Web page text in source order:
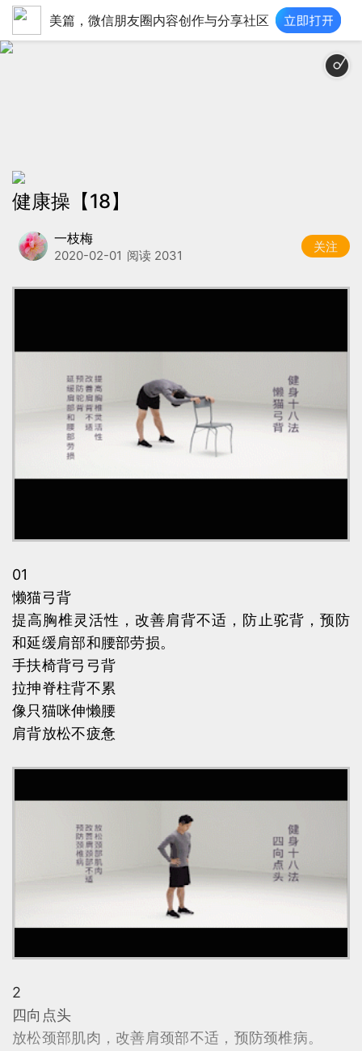
美篇，微信朋友圈内容创作与分享社区
健康操【18】
一枝梅
2020-02-01 阅读 2031
关注
01
懒猫弓背
提高胸椎灵活性，改善肩背不适，防止驼背，预防
和延缓肩部和腰部劳损。
手扶椅背弓弓背
拉抻脊柱背不累
像只猫咪伸懒腰
肩背放松不疲惫
2
四向点头
放松颈部肌肉，改善肩颈部不适，预防颈椎病。